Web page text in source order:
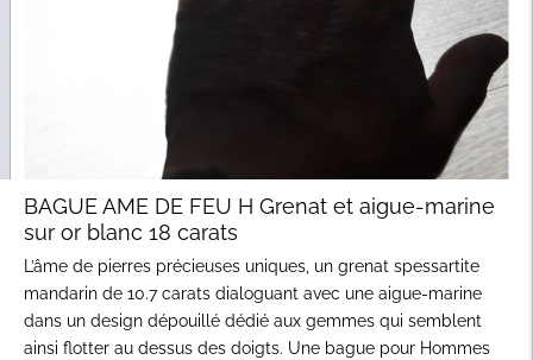
BAGUE AME DE FEU H Grenat et aigue-marine
sur or blanc 18 carats
L’âme de pierres précieuses uniques, un grenat spessartite
mandarin de 10.7 carats dialoguant avec une aigue-marine
dans un design dépouillé dédié aux gemmes qui semblent
ainsi flotter au dessus des doigts. Une bague pour Hommes